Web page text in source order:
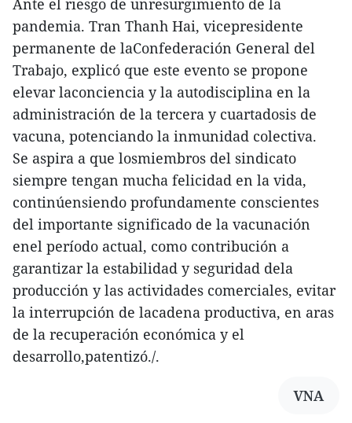
Ante el riesgo de unresurgimiento de la
pandemia. Tran Thanh Hai, vicepresidente
permanente de laConfederación General del
Trabajo, explicó que este evento se propone
elevar laconciencia y la autodisciplina en la
administración de la tercera y cuartadosis de
vacuna, potenciando la inmunidad colectiva.
Se aspira a que losmiembros del sindicato
siempre tengan mucha felicidad en la vida,
continúensiendo profundamente conscientes
del importante significado de la vacunación
enel período actual, como contribución a
garantizar la estabilidad y seguridad dela
producción y las actividades comerciales, evitar
la interrupción de lacadena productiva, en aras
de la recuperación económica y el
desarrollo,patentizó./.
VNA